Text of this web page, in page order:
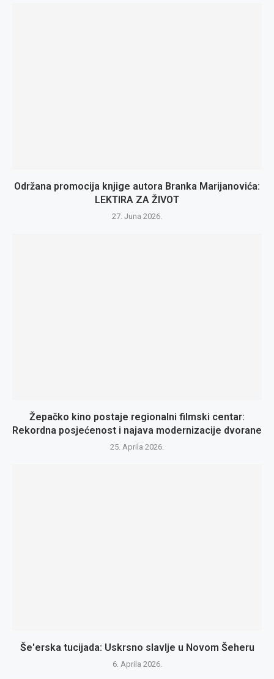
Održana promocija knjige autora Branka Marijanovića:
LEKTIRA ZA ŽIVOT
27. Juna 2026.
Žepačko kino postaje regionalni filmski centar:
Rekordna posjećenost i najava modernizacije dvorane
25. Aprila 2026.
Še'erska tucijada: Uskrsno slavlje u Novom Šeheru
6. Aprila 2026.